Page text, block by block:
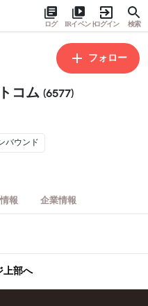
ログ IRイベントログイン 検索
フォロー
コム (6577)
バウンド
報 企業情報
上部へ